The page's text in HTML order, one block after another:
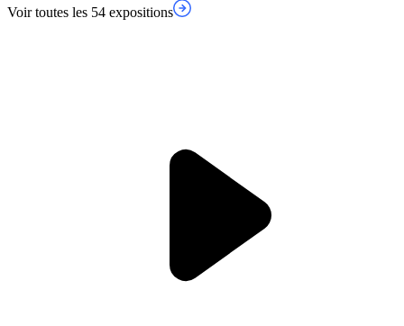
Voir toutes les 54 expositions